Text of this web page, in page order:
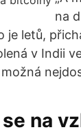
na
je letů,
v Indii
na